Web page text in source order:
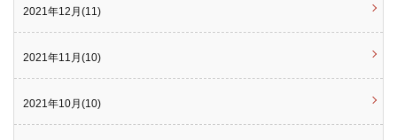
2021年12月(11)
2021年11月(10)
2021年10月(10)